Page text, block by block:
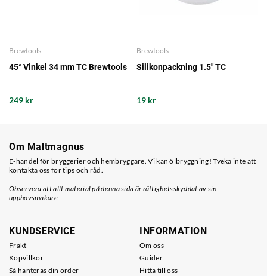
Brewtools
45° Vinkel 34 mm TC Brewtools
249 kr
Brewtools
Silikonpackning 1.5" TC
19 kr
Om Maltmagnus
E-handel för bryggerier och hembryggare. Vi kan ölbryggning! Tveka inte att
kontakta oss för tips och råd.
Observera att allt material på denna sida är rättighetsskyddat av sin
upphovsmakare
KUNDSERVICE
Frakt
Köpvillkor
Så hanteras din order
INFORMATION
Om oss
Guider
Hitta till oss